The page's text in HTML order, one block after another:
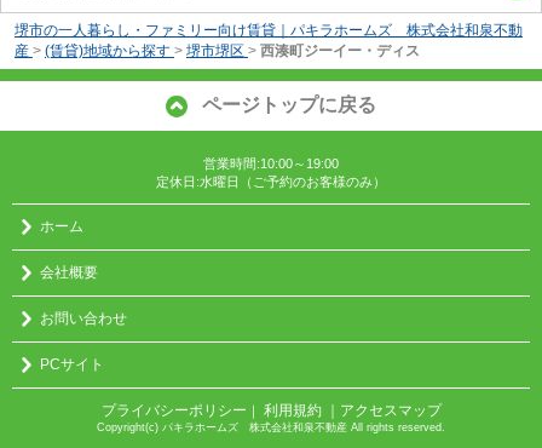
堺市の一人暮らし・ファミリー向け賃貸｜パキラホームズ 株式会社和泉不動
産 > (賃貸)地域から探す > 堺市堺区 > 西湊町ジーイー・ディス
ページトップに戻る
営業時間:10:00～19:00
定休日:水曜日（ご予約のお客様のみ）
ホーム
会社概要
お問い合わせ
PCサイト
プライバシーポリシー 利用規約 ｜アクセスマップ
Copyright(c) パキラホームズ 株式会社和泉不動産 All rights reserved.